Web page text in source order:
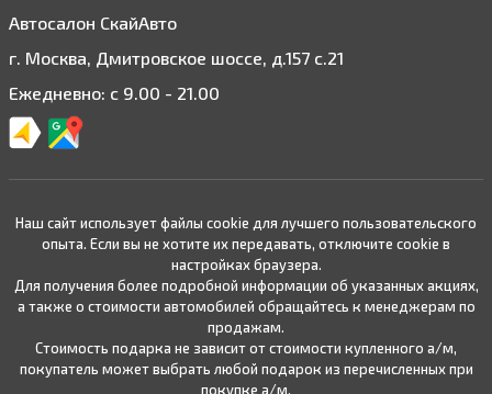
Автосалон СкайАвто
г. Москва, Дмитровское шоссе, д.157 с.21
Ежедневно: с 9.00 - 21.00
Наш сайт использует файлы cookie для лучшего пользовательского
опыта. Если вы не хотите их передавать, отключите cookie в
настройках браузера.
Для получения более подробной информации об указанных акциях,
а также о стоимости автомобилей обращайтесь к менеджерам по
продажам.
Стоимость подарка не зависит от стоимости купленного а/м,
покупатель может выбрать любой подарок из перечисленных при
покупке а/м.